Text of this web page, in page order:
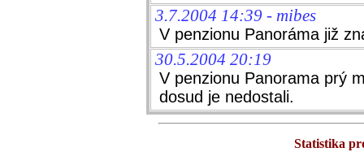
3.7.2004 14:39 - mibes
V penzionu Panoráma již
30.5.2004 20:19
V penzionu Panorama prý
dosud je nedostali.
Statistika